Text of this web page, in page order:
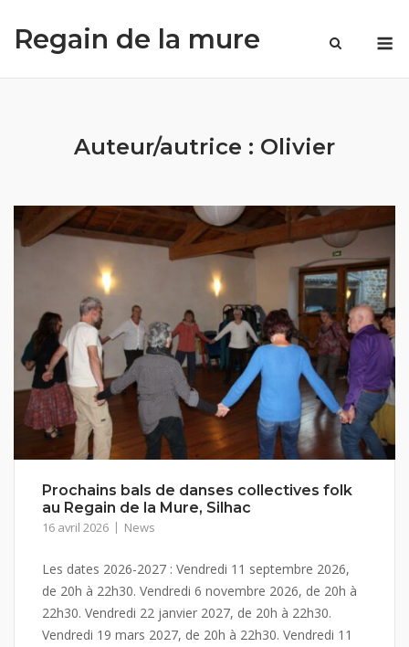
Regain de la mure
Auteur/autrice : Olivier
Prochains bals de danses collectives folk
au Regain de la Mure, Silhac
16 avril 2026 News
Les dates 2026-2027 : Vendredi 11 septembre 2026,
de 20h à 22h30. Vendredi 6 novembre 2026, de 20h à
22h30. Vendredi 22 janvier 2027, de 20h à 22h30.
Vendredi 19 mars 2027, de 20h à 22h30. Vendredi 11